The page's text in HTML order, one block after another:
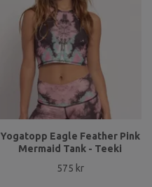
Yogatopp Eagle Feather Pink
Mermaid Tank - Teeki
575 kr